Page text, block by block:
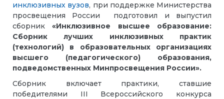
инклюзивных вузов, при поддержке Министерства
просвещения России подготовил и выпустил
сборник«Инклюзивное высшее образование:
Сборник лучших инклюзивных практик
(технологий) в образовательных организациях
высшего (педагогического) образования,
подведомственных Минпросвещения России».
Сборник включает практики, ставшие
победителями III Всероссийского конкурса